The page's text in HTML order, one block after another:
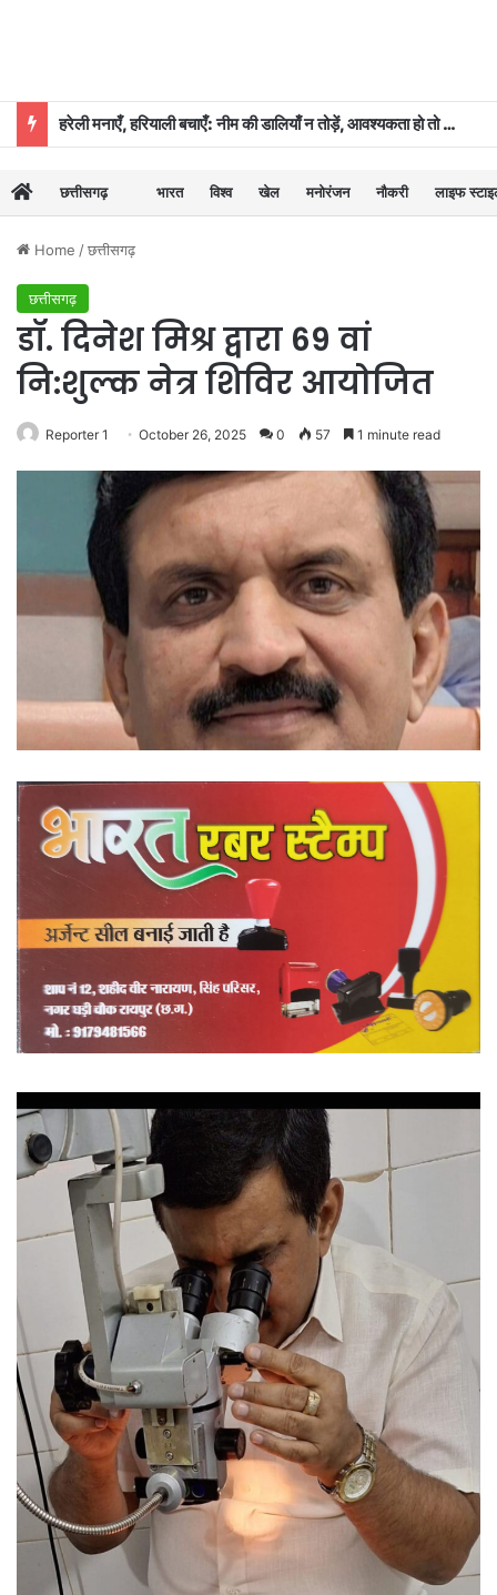
हरेली मनाएँ, हरियाली बचाएँ: नीम की डालियाँ न तोड़ें, आवश्यकता हो तो कुछ पत्तियाँ ही लें: डॉ. दिनेश मिश्र
छत्तीसगढ़ भारत विश्व खेल मनोरंजन नौकरी लाइफ
Home /छत्तीसगढ़
छत्तीसगढ़
डॉ. दिनेश मिश्र द्वारा 69 वां
नि:शुल्क नेत्र शिविर आयोजित
Reporter 1 October 26, 2025 0 57 1 minute read